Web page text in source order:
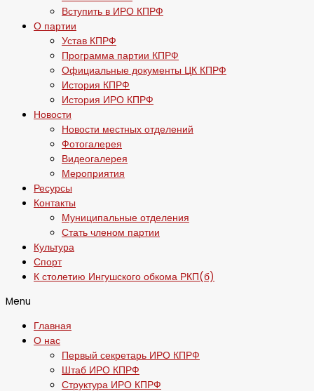
Вступить в ИРО КПРФ
О партии
Устав КПРФ
Программа партии КПРФ
Официальные документы ЦК КПРФ
История КПРФ
История ИРО КПРФ
Новости
Новости местных отделений
Фотогалерея
Видеогалерея
Мероприятия
Ресурсы
Контакты
Муниципальные отделения
Стать членом партии
Культура
Спорт
К столетию Ингушского обкома РКП(б)
Menu
Главная
О нас
Первый секретарь ИРО КПРФ
Штаб ИРО КПРФ
Структура ИРО КПРФ